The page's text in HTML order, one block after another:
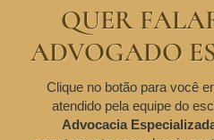
QUER
ADVOGADO
Clique no botão para você
atendido pela equipe do
Advocacia